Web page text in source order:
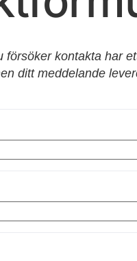
försöker kontakta har
ditt meddelande